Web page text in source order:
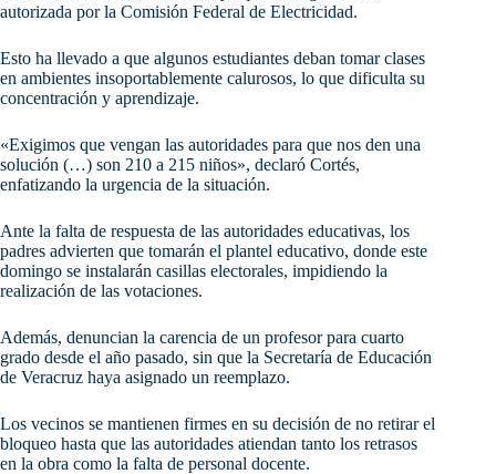
autorizada por la Comisión Federal de Electricidad.
Esto ha llevado a que algunos estudiantes deban tomar clases
en ambientes insoportablemente calurosos, lo que dificulta su
concentración y aprendizaje.
«Exigimos que vengan las autoridades para que nos den una
solución (…) son 210 a 215 niños», declaró Cortés,
enfatizando la urgencia de la situación.
Ante la falta de respuesta de las autoridades educativas, los
padres advierten que tomarán el plantel educativo, donde este
domingo se instalarán casillas electorales, impidiendo la
realización de las votaciones.
Además, denuncian la carencia de un profesor para cuarto
grado desde el año pasado, sin que la Secretaría de Educación
de Veracruz haya asignado un reemplazo.
Los vecinos se mantienen firmes en su decisión de no retirar el
bloqueo hasta que las autoridades atiendan tanto los retrasos
en la obra como la falta de personal docente.